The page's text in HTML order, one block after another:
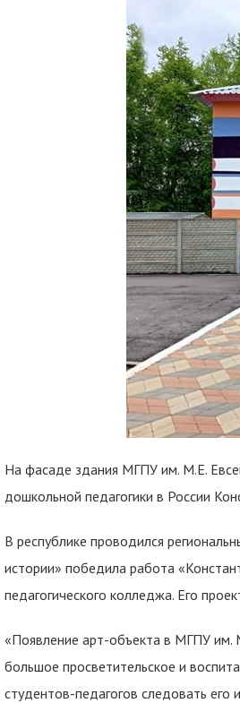
На фасаде здания МГПУ им. М.Е.
дошкольной педагогики в России
В республике проводился
истории» победила работа
педагогического колледжа. Его
«Появление арт-объекта в МГПУ им.
большое просветительское и
студентов-педагогов следовать его